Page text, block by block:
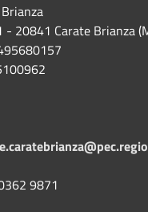
- 20841 Carate Brianza
9871